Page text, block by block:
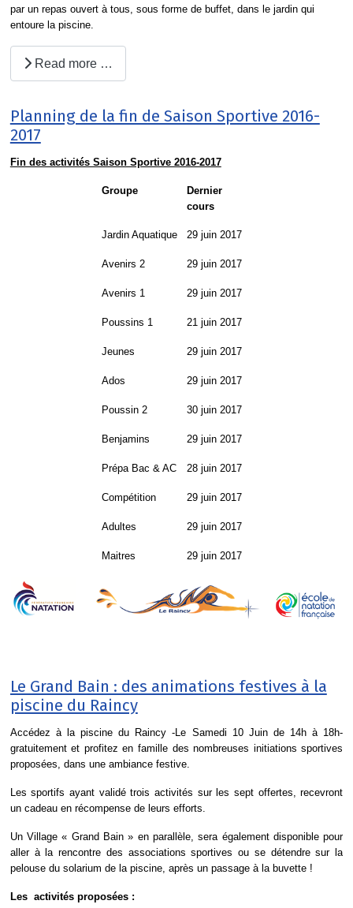
par un repas ouvert à tous, sous forme de buffet, dans le jardin qui
entoure la piscine.
Read more …
Planning de la fin de Saison Sportive 2016-
2017
Fin des activités Saison Sportive 2016-2017
Groupe
Dernier
cours
Jardin Aquatique 29 juin 2017
Avenirs 2 29 juin 2017
Avenirs 1 29 juin 2017
Poussins 1 21 juin 2017
Jeunes 29 juin 2017
Ados 29 juin 2017
Poussin 2 30 juin 2017
Benjamins 29 juin 2017
Prépa Bac & AC 28 juin 2017
Compétition 29 juin 2017
Adultes 29 juin 2017
Maitres 29 juin 2017
Le Grand Bain : des animations festives à la
piscine du Raincy
Accédez à la piscine du Raincy -Le Samedi 10 Juin de 14h à 18h-
gratuitement et profitez en famille des nombreuses initiations sportives
proposées, dans une ambiance festive.
Les sportifs ayant validé trois activités sur les sept offertes, recevront
un cadeau en récompense de leurs efforts.
Un Village « Grand Bain » en parallèle, sera également disponible pour
aller à la rencontre des associations sportives ou se détendre sur la
pelouse du solarium de la piscine, après un passage à la buvette !
Les activités proposées :